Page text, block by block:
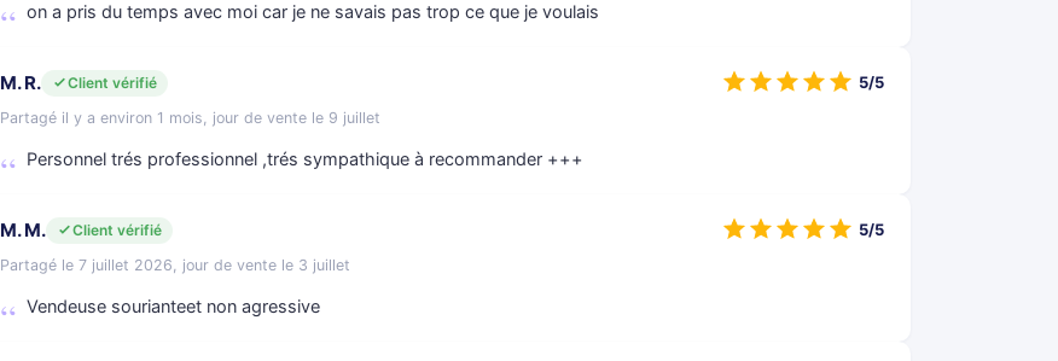
on a pris du temps avec moi car je ne savais pas trop ce que je voulais
M. R.
Client vérifié
Partagé il y a environ 1 mois, jour de vente le 9 juillet
Personnel trés professionnel ,trés sympathique à recommander +++
5/5
M. M.
Client vérifié
Partagé le 7 juillet 2026, jour de vente le 3 juillet
Vendeuse sourianteet non agressive
5/5